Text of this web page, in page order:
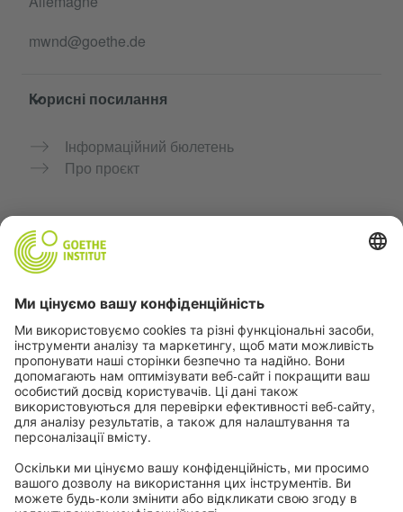
mwnd@goethe.de
Корисні посилання
Інформаційний бюлетень
Про проєкт
Додаткові вебсайти
Community “Deutsch für dich”
Практикуйте німецьку безкоштовно
Курси німецької мови Goethe-Institut
Портал для вчителів «Deutschstunde»
Конфіденційність і доступність
Налаштування конфіденційності
Доступність